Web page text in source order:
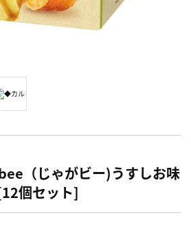
（じゃがビー)うすしお味
個セット]